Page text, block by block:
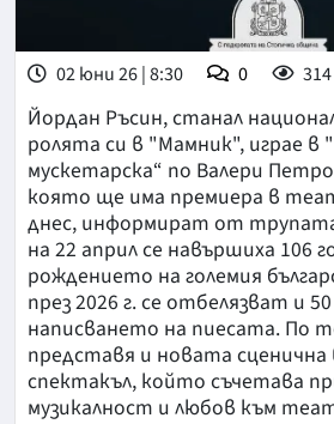
02 юни 26 | 8:30 0 314
Йордан Ръсин, станал
ролята си в "Мамник", играе в
мускетарска“ по Валери
която ще има премиера в
днес, информират от
на 22 април се навършиха 106
рождението на големия
през 2026 г. се отбелязват и
написването на пиесата. По
представя и новата сценична
спектакъл, който съчетава
музикалност и любов към